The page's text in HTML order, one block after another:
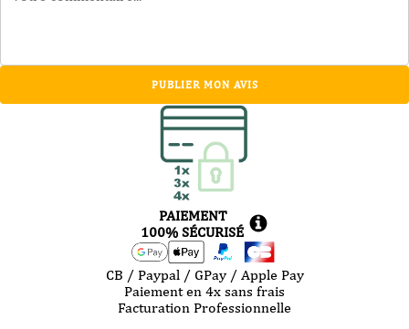
PUBLIER MON AVIS
PAIEMENT
100% SÉCURISÉ
CB / Paypal / GPay / Apple Pay
Paiement en 4x sans frais
Facturation Professionnelle